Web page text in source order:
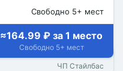
Свободно 5+ мест
≈164.99 ₽ за 1 место
Свободно 5+ мест
ЧП Стайлбас